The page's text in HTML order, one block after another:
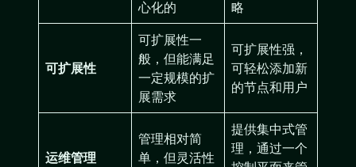
心化的
略
可扩展性
可扩展性一
般，但能满足
一定规模的扩
展需求
可扩展性强，
可轻松添加新
的节点和用户
运维管理
管理相对简
单，但灵活性
提供集中式管
理，通过一个